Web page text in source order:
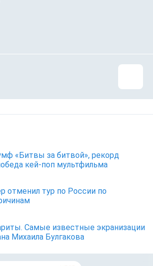
«Битвы за битвой», рекорд
кей-поп мультфильма
отменил тур по России по
Самые известные экранизации
Михаила Булгакова